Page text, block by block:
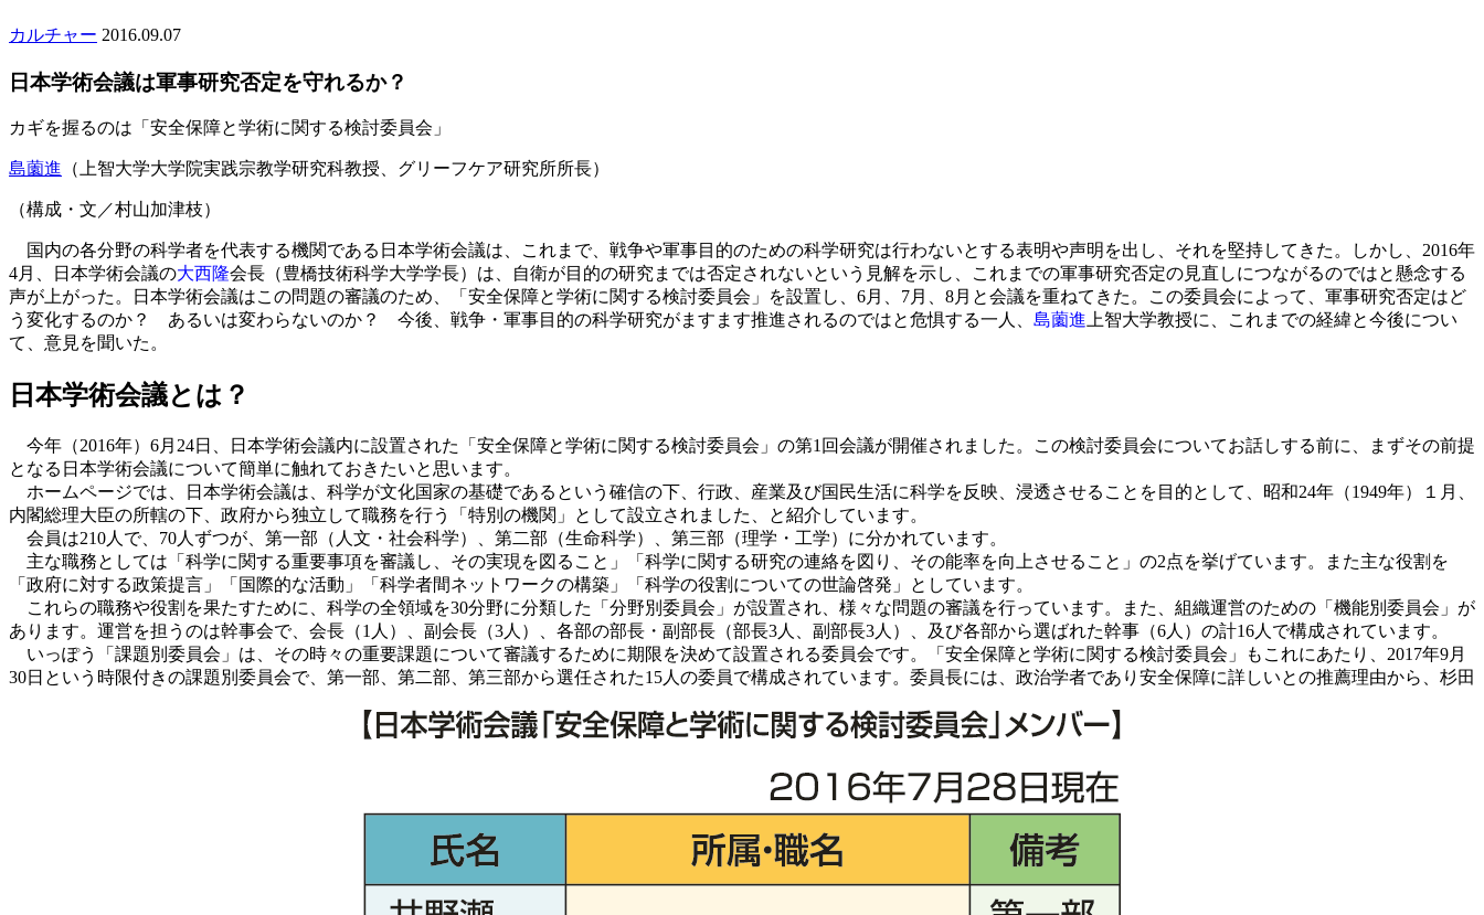
カルチャー 2016.09.07
日本学術会議は軍事研究否定を守れるか？
カギを握るのは「安全保障と学術に関する検討委員会」
島薗進 （上智大学大学院実践宗教学研究科教授、グリーフケア研究所所長）
（構成・文／村山加津枝）
国内の各分野の科学者を代表する機関である日本学術会議は、これまで、戦争や軍事目的のための科学研究は行わないとする表明や声明を出し、それを堅持してきた。しかし、2016年
4月、日本学術会議の大西隆会長（豊橋技術科学大学学長）は、自衛が目的の研究までは否定されないという見解を示し、これまでの軍事研究否定の見直しにつながるのではと懸念する
声が上がった。日本学術会議はこの問題の審議のため、「安全保障と学術に関する検討委員会」を設置し、6月、7月、8月と会議を重ねてきた。この委員会によって、軍事研究否定はど
う変化するのか？ あるいは変わらないのか？ 今後、戦争・軍事目的の科学研究がますます推進されるのではと危惧する一人、 島薗進 上智大学教授に、これまでの経緯と今後につい
て、意見を聞いた。
日本学術会議とは？
今年（2016年）6月24日、日本学術会議内に設置された「安全保障と学術に関する検討委員会」の第1回会議が開催されました。この検討委員会についてお話しする前に、まずその前提
となる日本学術会議について簡単に触れておきたいと思います。
ホームページでは、日本学術会議は、科学が文化国家の基礎であるという確信の下、行政、産業及び国民生活に科学を反映、浸透させることを目的として、昭和24年（1949年）１月、
内閣総理大臣の所轄の下、政府から独立して職務を行う「特別の機関」として設立されました、と紹介しています。
会員は210人で、70人ずつが、第一部（人文・社会科学）、第二部（生命科学）、第三部（理学・工学）に分かれています。
主な職務としては「科学に関する重要事項を審議し、その実現を図ること」「科学に関する研究の連絡を図り、その能率を向上させること」の2点を挙げています。また主な役割を
「政府に対する政策提言」「国際的な活動」「科学者間ネットワークの構築」「科学の役割についての世論啓発」としています。
これらの職務や役割を果たすために、科学の全領域を30分野に分類した「分野別委員会」が設置され、様々な問題の審議を行っています。また、組織運営のための「機能別委員会」が
あります。運営を担うのは幹事会で、会長（1人）、副会長（3人）、各部の部長・副部長（部長3人、副部長3人）、及び各部から選ばれた幹事（6人）の計16人で構成されています。
いっぽう「課題別委員会」は、その時々の重要課題について審議するために期限を決めて設置される委員会です。「安全保障と学術に関する検討委員会」もこれにあたり、2017年9月
30日という時限付きの課題別委員会で、第一部、第二部、第三部から選任された15人の委員で構成されています。委員長には、政治学者であり安全保障に詳しいとの推薦理由から、杉田